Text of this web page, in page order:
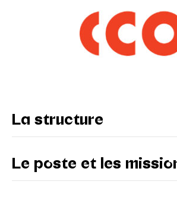
La structure
Le poste et les